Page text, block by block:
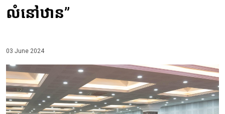
លំនៅឋាន”
03 June 2024